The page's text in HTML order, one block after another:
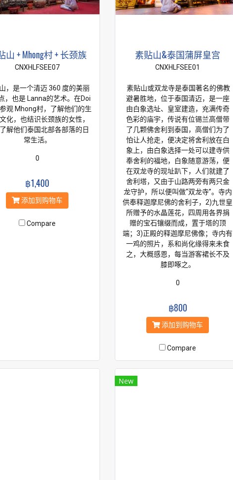
山 + Mhong村 + 长颈族
CNXHLFSEE07
，是一个清迈 360 度的美丽
，也是 Lanna的艺术。在Doi
观 Mhong村，了解他们的生
化，也结识长颈族的女性，
解他们泰国北部各部落的日
常生活。
0
฿1,400
添加到购物车
Compare
素贴山&泰国蒲屏皇宫
CNXHLFSEE01
素贴山或双龙寺是泰国著名的佛教
避暑胜地，位于泰国清迈，是一座
由白象选址、皇室建造，充满传奇
色彩的庙宇，传说有位锡兰高僧带
了几颗佛舍利到泰国，高僧们为了
怕让人抢走，便决定将舍利放在白
象上，由白象选择一处可以建寺供
奉舍利的福地，白象随意游荡，便
在双龙寺的现址趴下，人们就建了
舍利塔，又由于山路两旁有两只金
龙守护，所以便叫做“双龙寺”。寺内
供奉释迦摩尼佛的舍利子，2)九世皇
所赠予的水晶莲花，四周用各界捐
赠的宝石镶缀而成，置于塔的顶
端；3)正殿的释迦摩尼佛像；寺内有
一鸡的照片，系和尚化缘得来未食
之，大概感恩，每当游客裙长不及
膝即啄之。
0
฿800
添加到购物车
Compare
New